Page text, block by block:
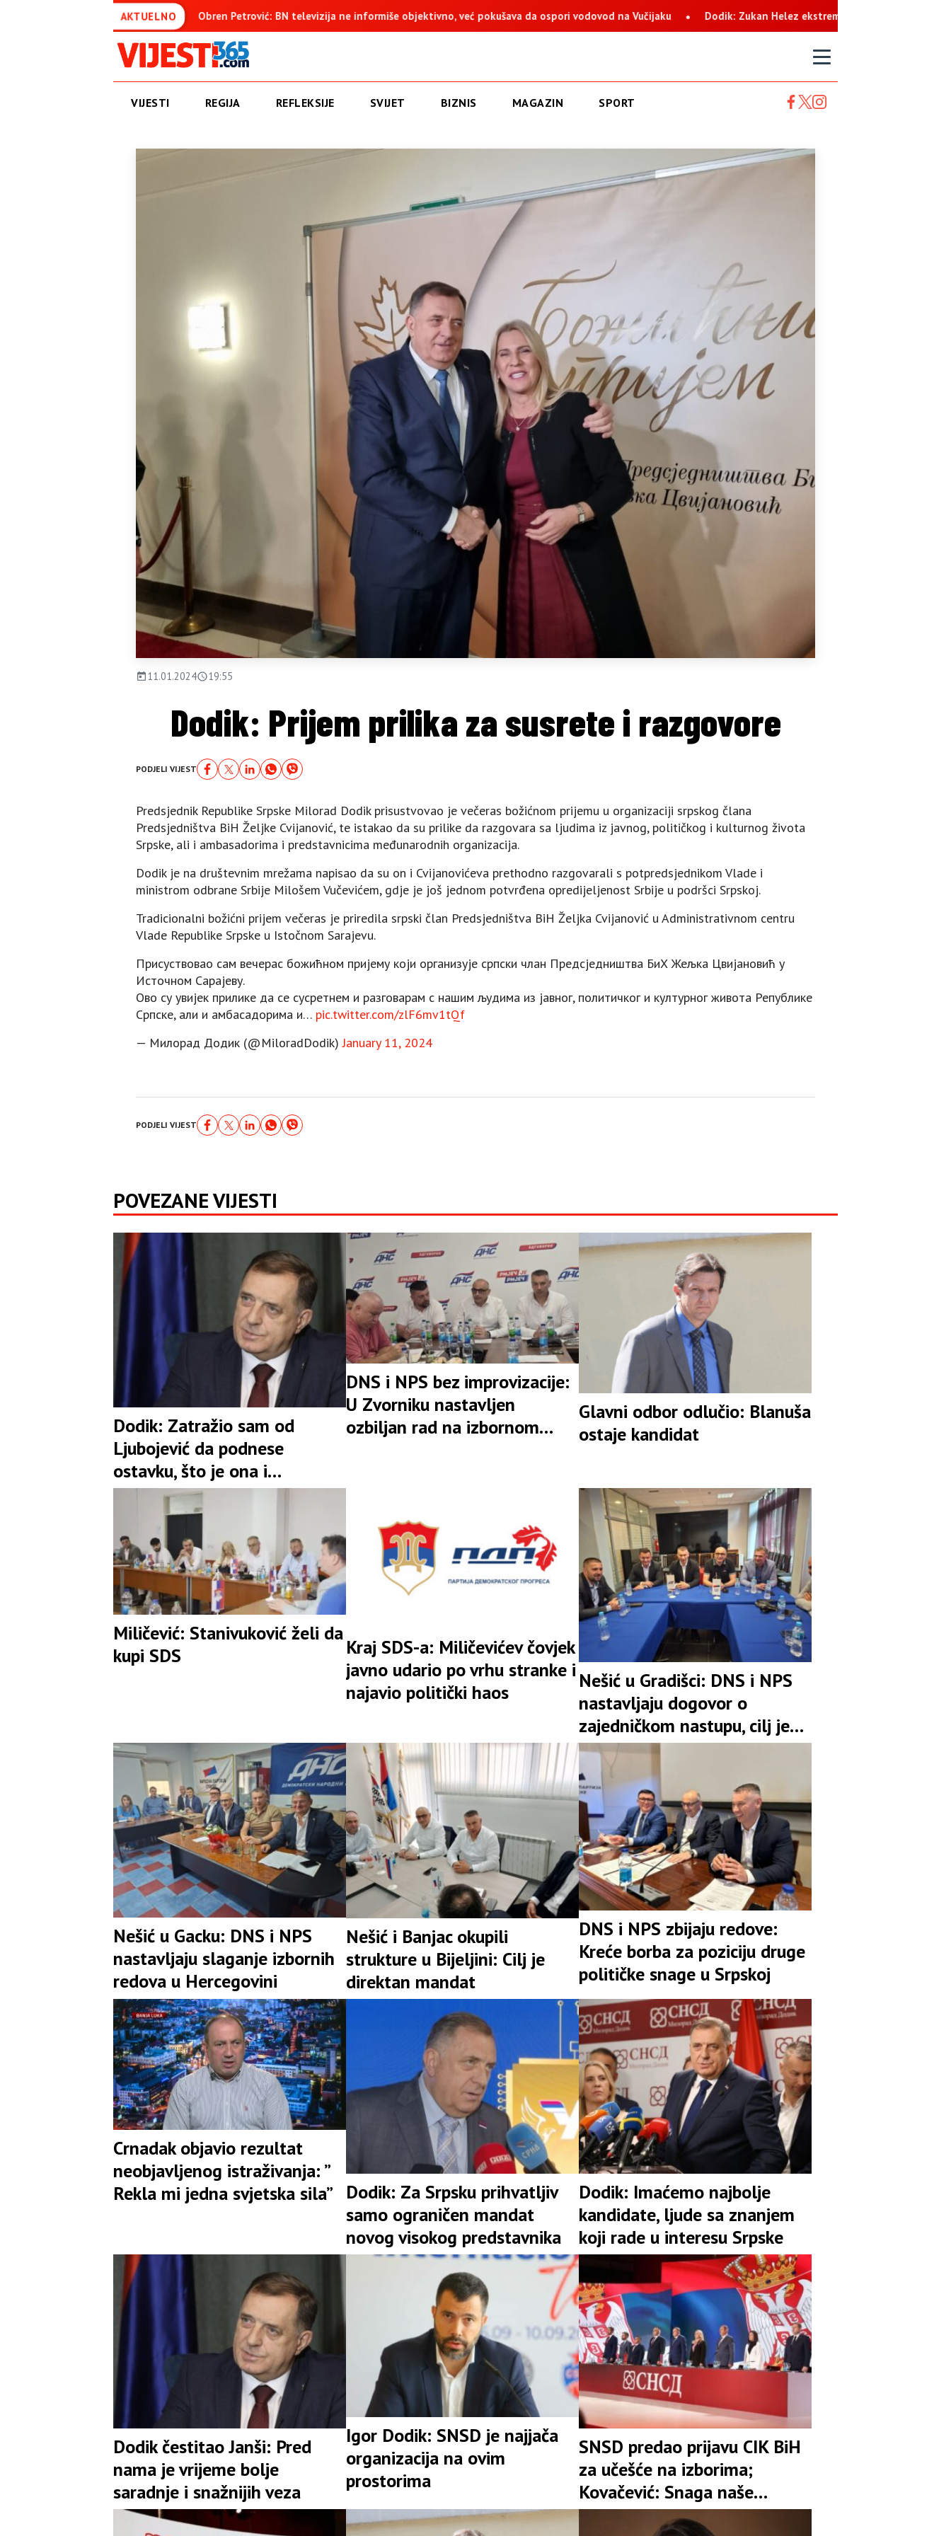
AKTUELNO
Obren Petrović: BN televizija ne informiše objektivno, već pokušava da ospori vodovod na Vučijaku Dodik: Zukan Helez ekstremista koji svaku priliku koristi za netrpeljivost
VIJESTI REGIJA REFLEKSIJE SVIJET BIZNIS MAGAZIN SPORT
11.01.2024 19:55
Dodik: Prijem prilika za susrete i razgovore
PODJELI VIJEST
Predsjednik Republike Srpske Milorad Dodik prisustvovao je večeras božićnom prijemu u organizaciji srpskog člana
Predsjedništva BiH Željke Cvijanović, te istakao da su prilike da razgovara sa ljudima iz javnog, političkog i kulturnog života
Srpske, ali i ambasadorima i predstavnicima međunarodnih organizacija.
Dodik je na društevnim mrežama napisao da su on i Cvijanovićeva prethodno razgovarali s potpredsjednikom Vlade i
ministrom odbrane Srbije Milošem Vučevićem, gdje je još jednom potvrđena opredijeljenost Srbije u podršci Srpskoj.
Tradicionalni božićni prijem večeras je priredila srpski član Predsjedništva BiH Željka Cvijanović u Administrativnom centru
Vlade Republike Srpske u Istočnom Sarajevu.
Присуствовао сам вечерас божићном пријему који организује српски члан Предсједништва БиХ Жељка Цвијановић у
Источном Сарајеву.
Ово су увијек прилике да се сусретнем и разговарам с нашим људима из јавног, политичког и културног живота Републике
Српске, али и амбасадорима и… pic.twitter.com/zlF6mv1tQf
— Милорад Додик (@MiloradDodik)January 11, 2024
PODJELI VIJEST
POVEZANE VIJESTI
Dodik: Zatražio sam od
Ljubojević da podnese
ostavku, što je ona i
prihvatila
DNS i NPS bez improvizacije:
U Zvorniku nastavljen
ozbiljan rad na izbornom
Glavni odbor odlučio: Blanuša
ostaje kandidat
Miličević: Stanivuković želi da
kupi SDS
Kraj SDS-a: Miličevićev čovjek
javno udario po vrhu stranke i
najavio politički haos
Nešić u Gradišci: DNS i NPS
nastavljaju dogovor o
zajedničkom nastupu, cilj je
snažna pozicija u koaliciji
Nešić u Gacku: DNS i NPS
nastavljaju slaganje izbornih
redova u Hercegovini
Nešić i Banjac okupili
strukture u Bijeljini: Cilj je
direktan mandat
DNS i NPS zbijaju redove:
Kreće borba za poziciju druge
političke snage u Srpskoj
Crnadak objavio rezultat
neobjavljenog istraživanja: ”
Rekla mi jedna svjetska sila”
Dodik: Za Srpsku prihvatljiv
samo ograničen mandat
novog visokog predstavnika
Dodik: Imaćemo najbolje
kandidate, ljude sa znanjem
koji rade u interesu Srpske
Dodik čestitao Janši: Pred
nama je vrijeme bolje
saradnje i snažnijih veza
Igor Dodik: SNSD je najjača
organizacija na ovim
prostorima
SNSD predao prijavu CIK BiH
za učešće na izborima;
Kovačević: Snaga naše
stranke je garant stabilnosti